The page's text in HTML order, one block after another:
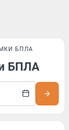
БПЛА
БПЛА